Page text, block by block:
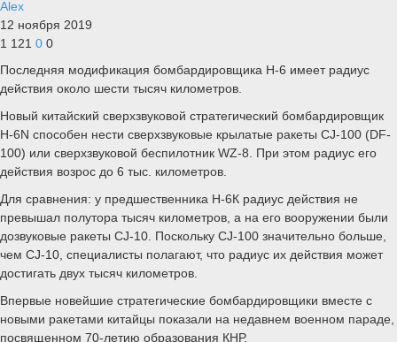
Alex
12 ноября 2019
1 121 0 0
Последняя модификация бомбардировщика Н-6 имеет радиус
действия около шести тысяч километров.
Новый китайский сверхзвуковой стратегический бомбардировщик
Н-6N способен нести сверхзвуковые крылатые ракеты СJ-100 (DF-
100) или сверхзвуковой беспилотник WZ-8. При этом радиус его
действия возрос до 6 тыс. километров.
Для сравнения: у предшественника Н-6К радиус действия не
превышал полутора тысяч километров, а на его вооружении были
дозвуковые ракеты СJ-10. Поскольку CJ-100 значительно больше,
чем CJ-10, специалисты полагают, что радиус их действия может
достигать двух тысяч километров.
Впервые новейшие стратегические бомбардировщики вместе с
новыми ракетами китайцы показали на недавнем военном параде,
посвященном 70-летию образования КНР.